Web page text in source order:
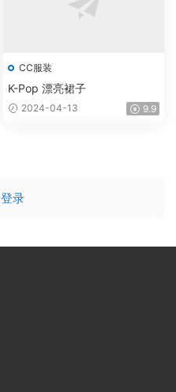
CC服装
K-Pop 漂亮裙子
2024-04-13 9.9
登录